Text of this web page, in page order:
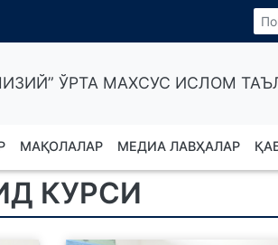
ЎРТА МАХСУС ИСЛОМ
МАҚОЛАЛАР МЕДИА ЛАВҲАЛАР
КУРСИ